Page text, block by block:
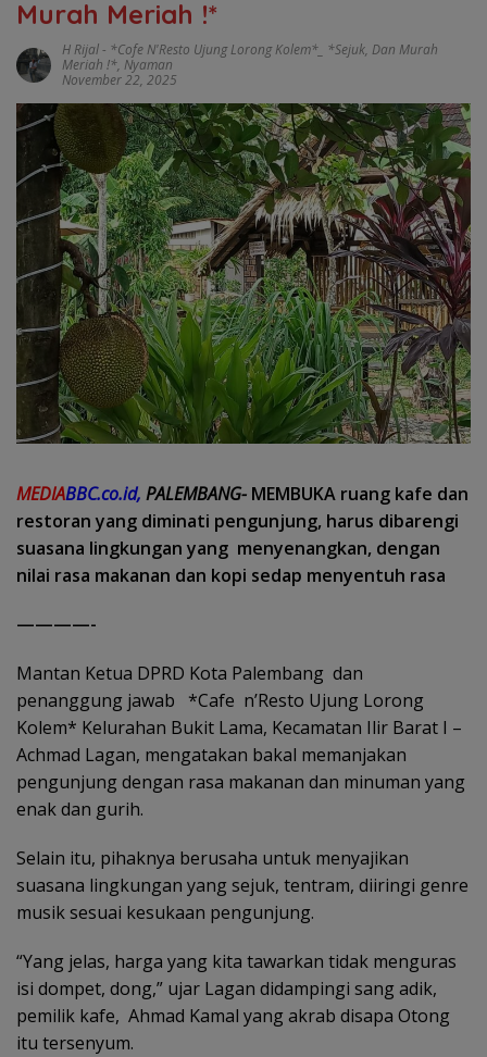
Murah Meriah !*
H Rijal- *Cofe N'Resto Ujung Lorong Kolem*_ *Sejuk, Dan Murah
Meriah !*, Nyaman
November 22, 2025
MEDIABBC.co.id, PALEMBANG- MEMBUKA ruang kafe dan
restoran yang diminati pengunjung, harus dibarengi
suasana lingkungan yang menyenangkan, dengan
nilai rasa makanan dan kopi sedap menyentuh rasa
————-
Mantan Ketua DPRD Kota Palembang dan
penanggung jawab *Cafe n’Resto Ujung Lorong
Kolem* Kelurahan Bukit Lama, Kecamatan Ilir Barat I –
Achmad Lagan, mengatakan bakal memanjakan
pengunjung dengan rasa makanan dan minuman yang
enak dan gurih.
Selain itu, pihaknya berusaha untuk menyajikan
suasana lingkungan yang sejuk, tentram, diiringi genre
musik sesuai kesukaan pengunjung.
“Yang jelas, harga yang kita tawarkan tidak menguras
isi dompet, dong,” ujar Lagan didampingi sang adik,
pemilik kafe, Ahmad Kamal yang akrab disapa Otong
itu tersenyum.